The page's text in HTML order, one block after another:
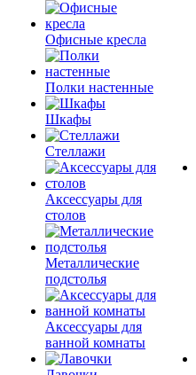
Офисные кресла
Полки настенные
Шкафы
Стеллажи
Аксессуары для
столов
Металлические
подстолья
Аксессуары для
ванной комнаты